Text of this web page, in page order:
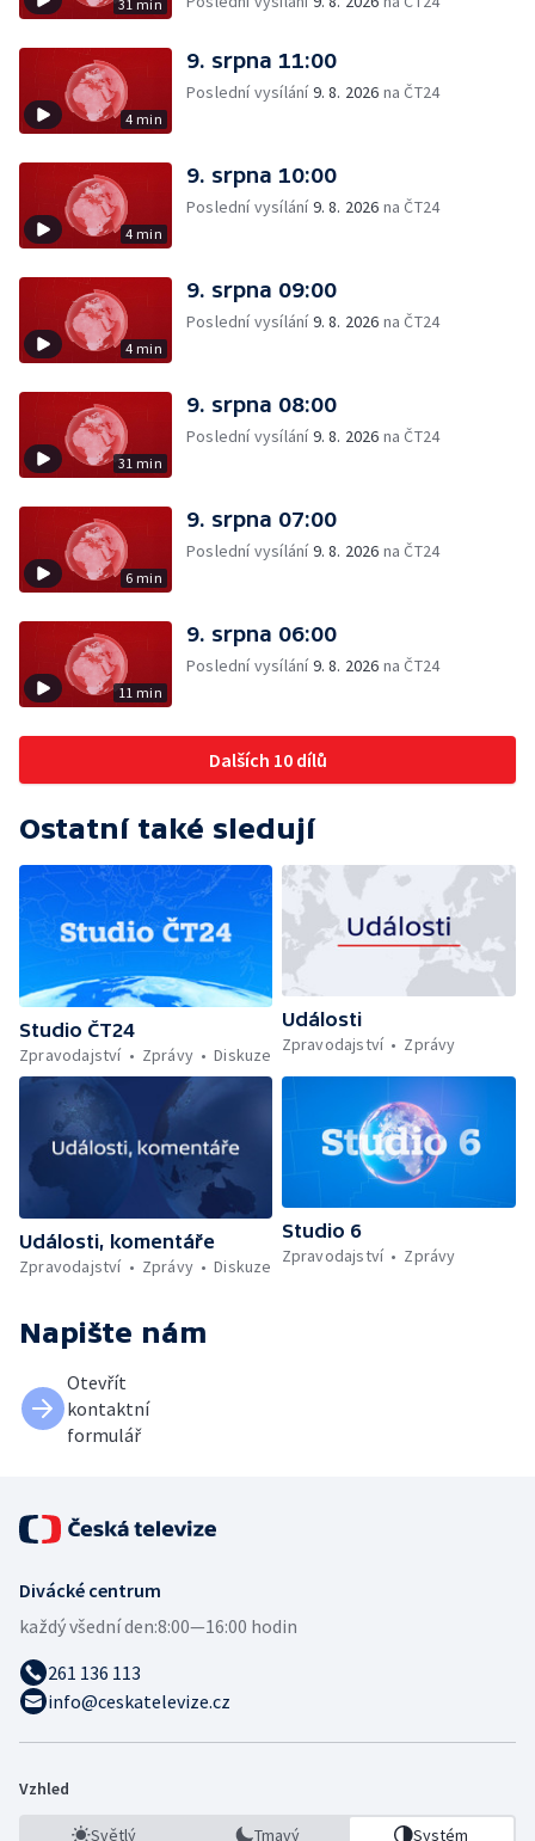
31 min
4 min
9. srpna 11:00
Poslední vysílání9. 8. 2026 na ČT24
4 min
9. srpna 10:00
Poslední vysílání9. 8. 2026 na ČT24
4 min
9. srpna 09:00
Poslední vysílání9. 8. 2026 na ČT24
31 min
9. srpna 08:00
Poslední vysílání9. 8. 2026 na ČT24
6 min
9. srpna 07:00
Poslední vysílání9. 8. 2026 na ČT24
11 min
9. srpna 06:00
Poslední vysílání9. 8. 2026 na ČT24
Dalších 10 dílů
Ostatní také sledují
Studio ČT24
Zpravodajství
Zprávy Diskuze
Události
Zpravodajství
Zprávy
Události, komentáře
Zpravodajství
Zprávy Diskuze
Studio 6
Zpravodajství
Zprávy
Napište nám
Otevřít
kontaktní
formulář
Divácké centrum
každý všední den:8:00—16:00 hodin
261 136 113
info@ceskatelevize.cz
Vzhled
Světlý Tmavý Systém